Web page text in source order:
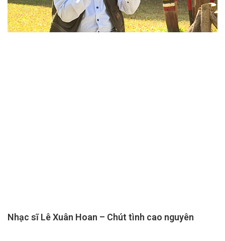
Nhạc sĩ Lê Xuân Hoan – Chút tình cao nguyên